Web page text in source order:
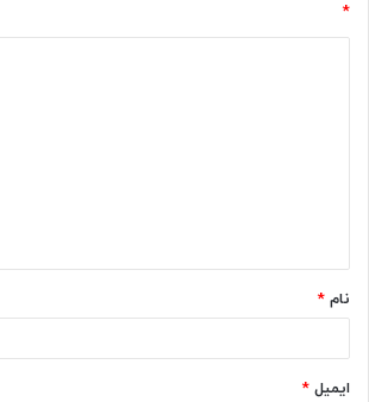
*
*
نام *
ایمیل *